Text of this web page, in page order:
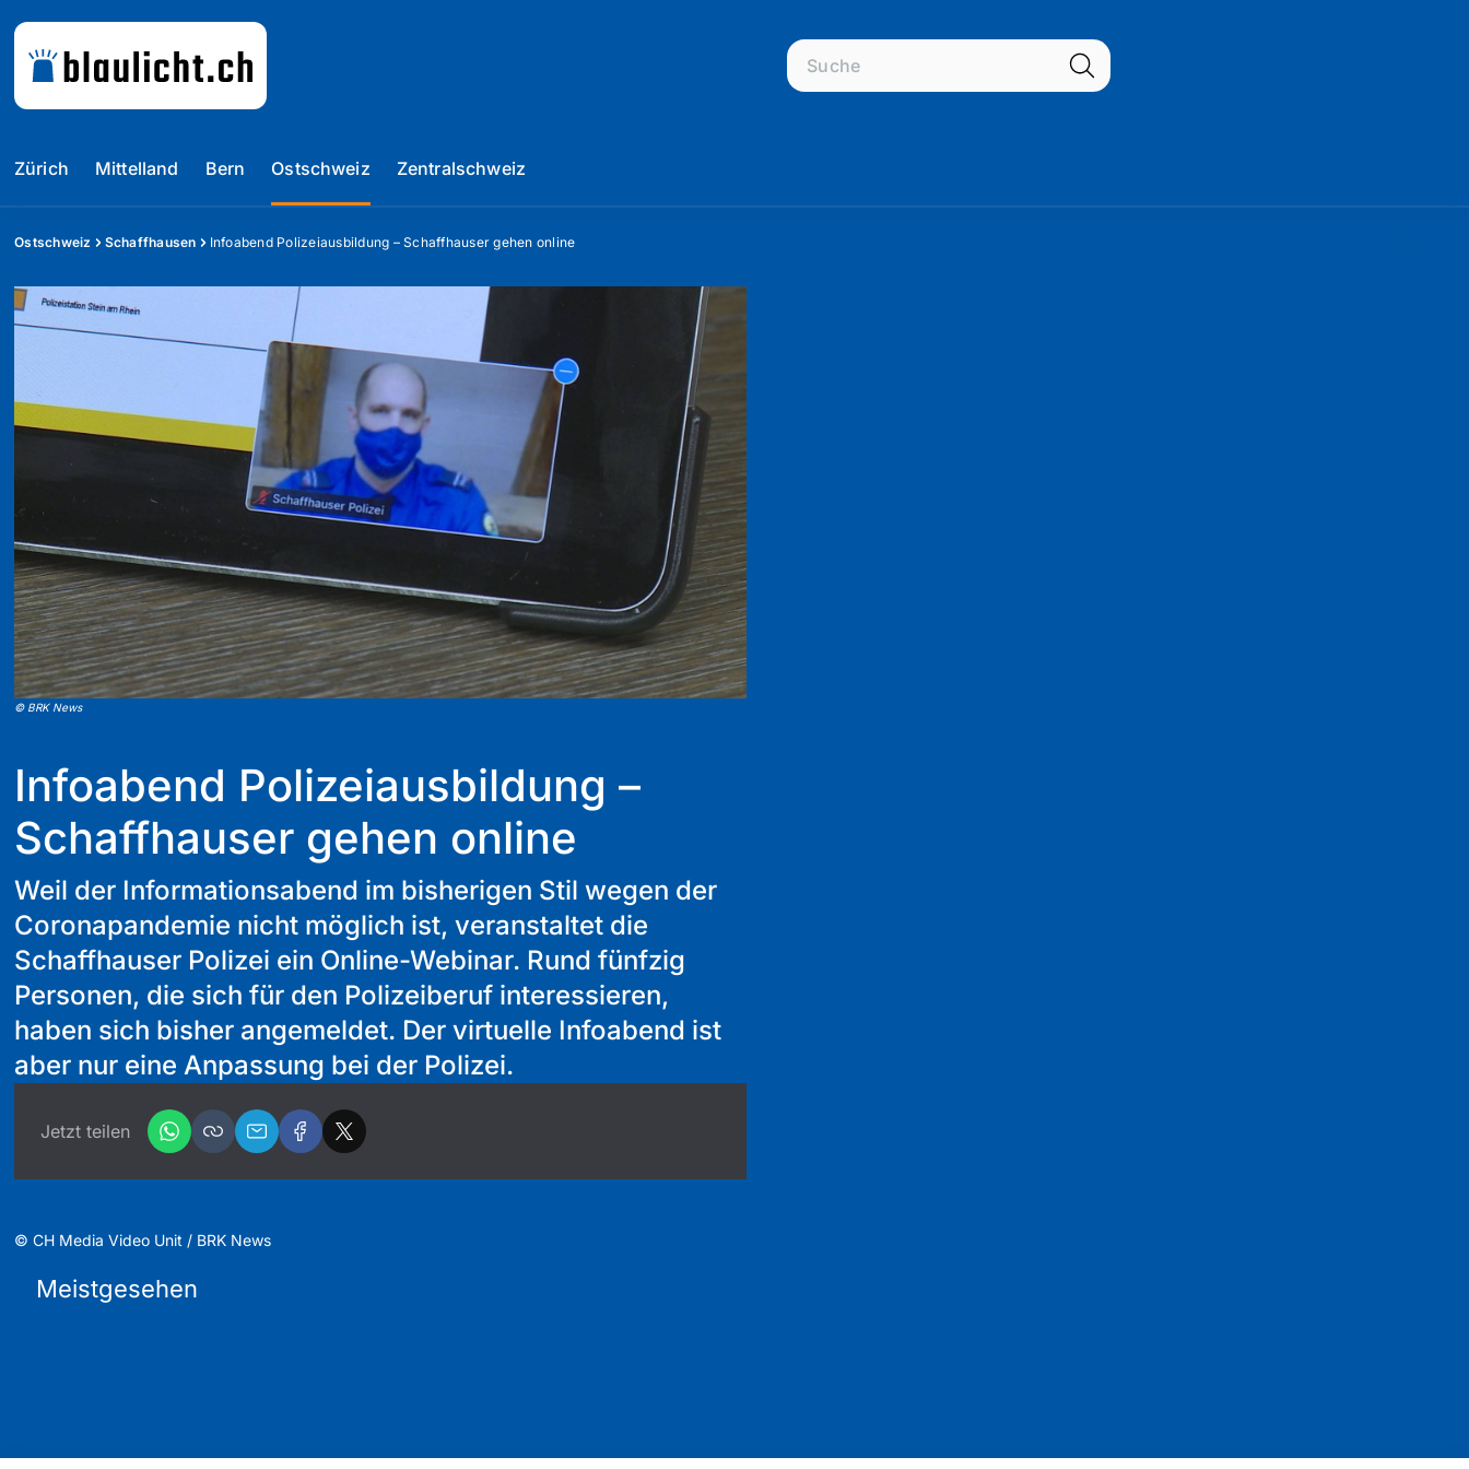
Zürich Mittelland Bern Ostschweiz Zentralschweiz
Ostschweiz Schaffhausen Infoabend Polizeiausbildung – Schaffhauser gehen online
© BRK News
Infoabend Polizeiausbildung –
Schaffhauser gehen online
Weil der Informationsabend im bisherigen Stil wegen der
Coronapandemie nicht möglich ist, veranstaltet die
Schaffhauser Polizei ein Online-Webinar. Rund fünfzig
Personen, die sich für den Polizeiberuf interessieren,
haben sich bisher angemeldet. Der virtuelle Infoabend ist
aber nur eine Anpassung bei der Polizei.
Jetzt teilen
© CH Media Video Unit / BRK News
Meistgesehen